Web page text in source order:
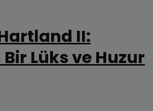
II:
Lüks ve Huzur